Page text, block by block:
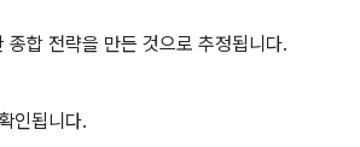
종합 전략을 만든 것으로 추정됩니다.
인됩니다.